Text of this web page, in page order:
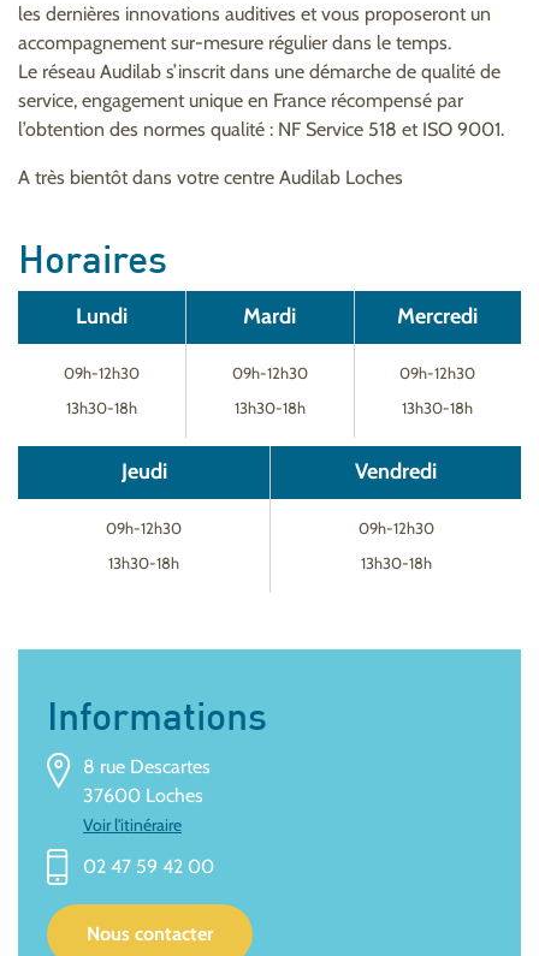
Informations
8 rue Descartes
37600 Loches
Voir l'itinéraire
02 47 59 42 00
Nous contacter
les dernières innovations auditives et vous proposeront un
accompagnement sur-mesure régulier dans le temps.
Le réseau Audilab s’inscrit dans une démarche de qualité de
service, engagement unique en France récompensé par
l’obtention des normes qualité : NF Service 518 et ISO 9001.
A très bientôt dans votre centre Audilab Loches
Horaires
Lundi
09h-12h30
13h30-18h
Mardi
09h-12h30
13h30-18h
Mercredi
09h-12h30
13h30-18h
Jeudi
09h-12h30
13h30-18h
Vendredi
09h-12h30
13h30-18h